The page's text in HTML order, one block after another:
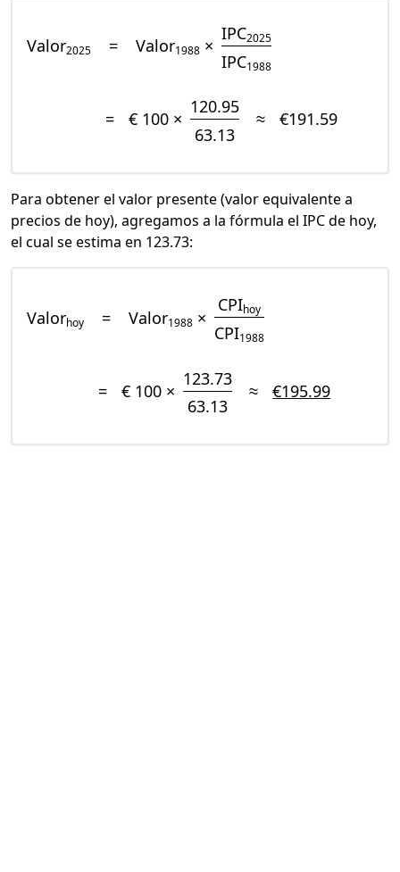
Valor2025 = Valor1988 ×
IPC2025
IPC1988
= € 100 ×
120.95
63.13
≈ €191.59
Para obtener el valor presente (valor equivalente a
precios de hoy), agregamos a la fórmula el IPC de hoy,
el cual se estima en 123.73:
Valorhoy = Valor1988 ×
CPIhoy
CPI1988
= € 100 ×
123.73
63.13
≈ €195.99